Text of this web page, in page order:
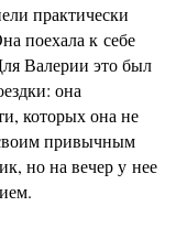
практически
поехала к себе
Валерии это был
она
которых она не
привычным
но на вечер у нее